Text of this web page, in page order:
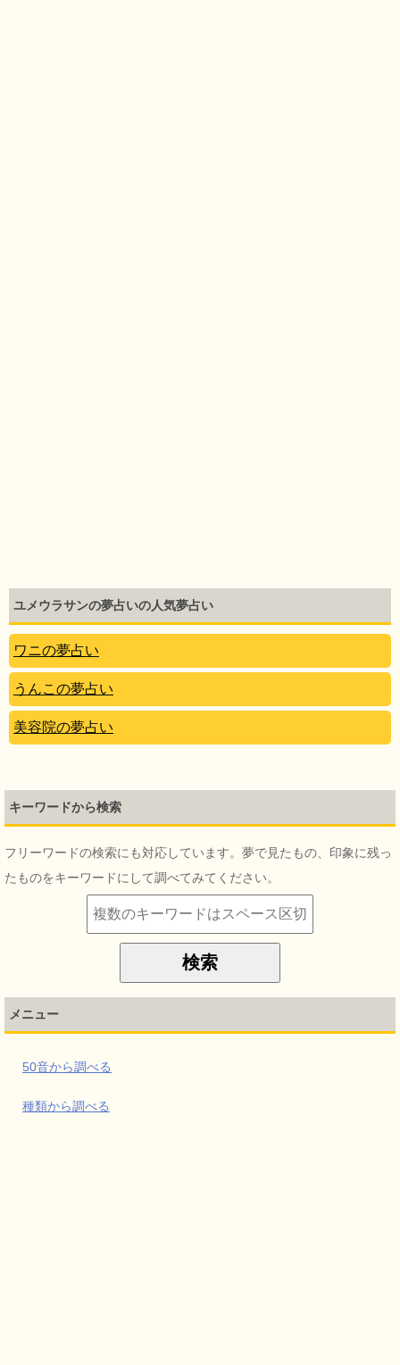
ユメウラサンの夢占いの人気夢占い
ワニの夢占い
うんこの夢占い
美容院の夢占い
キーワードから検索
フリーワードの検索にも対応しています。夢で見たもの、印象に残っ
たものをキーワードにして調べてみてください。
メニュー
50音から調べる
種類から調べる